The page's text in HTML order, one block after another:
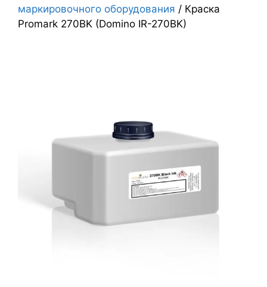
маркировочного оборудования / Краска
Promark 270BK (Domino IR-270BK)